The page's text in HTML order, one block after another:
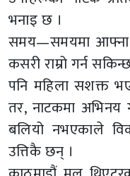
भनाइ छ ।
समय—समयमा आफ्ना
कसरी राम्रो गर्न
पनि महिला सशक्त
तर, नाटकमा अभिनय
बलियो नभएकाले
उत्तिकै छन् ।